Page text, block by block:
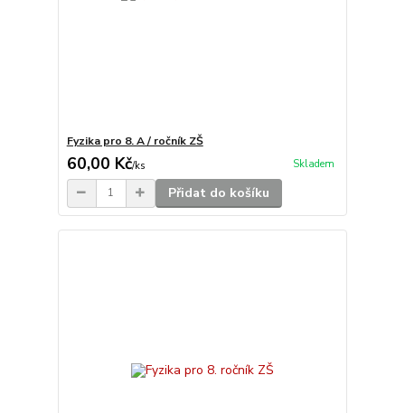
Fyzika pro 8. A / ročník ZŠ
60,00 Kč/ks Skladem
Přidat do košíku